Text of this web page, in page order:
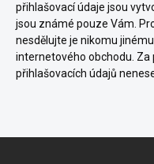
přihlašovací údaje jsou
jsou známé pouze Vám.
nesdělujte je nikomu
internetového obchodu. Za
přihlašovacích údajů